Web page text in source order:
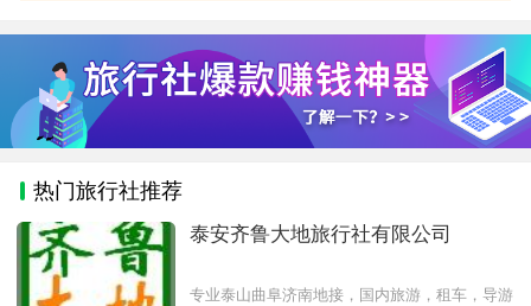
热门旅行社推荐
泰安齐鲁大地旅行社有限公司
专业泰山曲阜济南地接，国内旅游，租车，导游